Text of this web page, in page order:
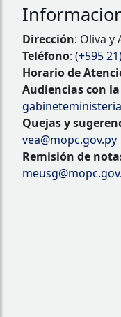
Dirección: Oliva y
Teléfono: (+595
Horario de
Audiencias con
Quejas y
vea@mopc.gov.py
Remisión de